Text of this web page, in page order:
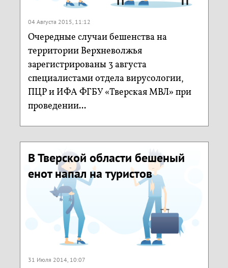
04 Августа 2015, 11:12
Очередные случаи бешенства на
территории Верхневолжья
зарегистрированы 3 августа
специалистами отдела вирусологии,
ПЦР и ИФА ФГБУ «Тверская МВЛ» при
проведении...
В Тверской области бешеный
енот напал на туристов
31 Июля 2014, 10:07